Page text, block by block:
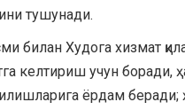
тушунади.
билан Худога хизмат
келтириш учун боради,
ёрдам беради;